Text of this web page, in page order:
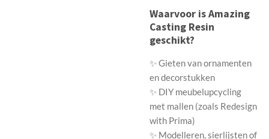
Waarvoor is Amazing
Casting Resin
geschikt?
✨ Gieten van ornamenten
en decorstukken
✨ DIY meubelupcycling
met mallen (zoals Redesign
with Prima)
✨ Modelleren, sierlijsten of